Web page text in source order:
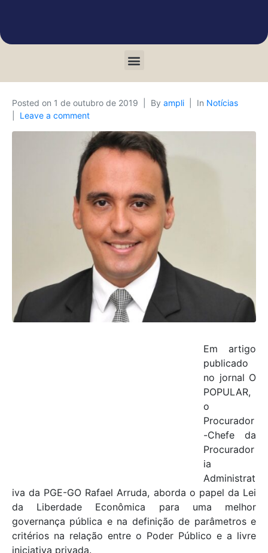
Posted on 1 de outubro de 2019 By ampli In Notícias
Leave a comment
Em artigo
publicado
no jornal O
POPULAR,
o
Procurador
-Chefe da
Procurador
ia
Administrat
iva da PGE-GO Rafael Arruda, aborda o papel da Lei
da Liberdade Econômica para uma melhor
governança pública e na definição de parâmetros e
critérios na relação entre o Poder Público e a livre
iniciativa privada.